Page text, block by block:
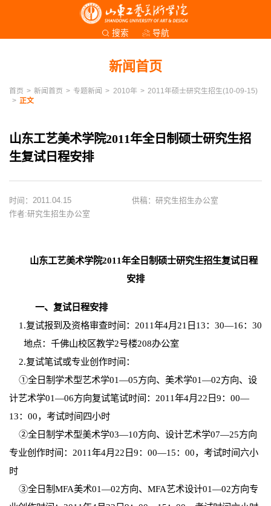
搜索 导航
新闻首页
首页 > 新闻首页 > 专题新闻 > 2010年 > 2011年硕士研究生招生(10-09-15)
> 正文
山东工艺美术学院2011年全日制硕士研究生招
生复试日程安排
时间：2011.04.15
供稿：研究生招生办公室
作者:研究生招生办公室
山东工艺美术学院2011年全日制硕士研究生招生复试日程
安排
一、复试日程安排
1 .复试报到及资格审查时间：2011年4月21日13：30—16：30
地点：千佛山校区教学2号楼208办公室
2.复试笔试或专业创作时间：
①全日制学术型艺术学01—05方向、美术学01—02方向、设
计艺术学01—06方向复试笔试时间：2011年4月22日9：00—
13：00，考试时间四小时
②全日制学术型美术学03—10方向、设计艺术学07—25方向
专业创作时间：2011年4月22日9：00—15：00，考试时间六小
时
③全日制MFA美术01—02方向、MFA艺术设计01—02方向专